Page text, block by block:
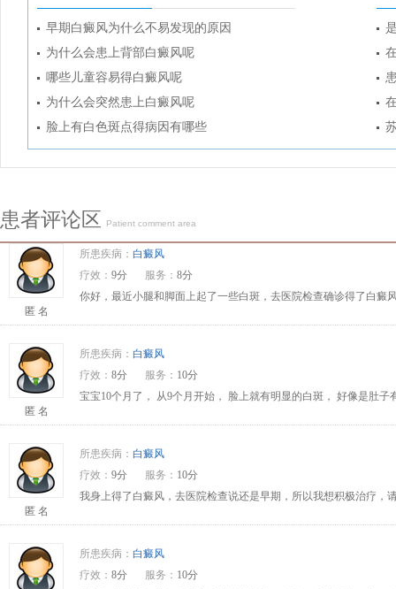
早期白癜风为什么不易发现的原因
为什么会患上背部白癜风呢
哪些儿童容易得白癜风呢
为什么会突然患上白癜风呢
脸上有白色斑点得病因有哪些
患者评论区 Patient comment area
匿 名
所患疾病： 白癜风
疗效： 9分 服务： 8分
你好，最近小腿和脚面上起了一些白斑，去医院检查确诊得了白
匿 名
所患疾病： 白癜风
疗效： 8分 服务： 10分
宝宝10个月了， 从9个月开始， 脸上就有明显的白斑， 好像是肚
匿 名
所患疾病： 白癜风
疗效： 9分 服务： 10分
我身上得了白癜风，去医院检查说还是早期，所以我想积极治疗，
所患疾病： 白癜风
疗效： 8分 服务： 10分